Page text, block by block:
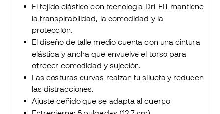
El tejido elástico con tecnología Dri-FIT mantiene
la transpirabilidad, la comodidad y la
protección.
El diseño de talle medio cuenta con una cintura
elástica y ancha que envuelve el torso para
ofrecer comodidad y sujeción.
Las costuras curvas realzan tu silueta y reducen
las distracciones.
Ajuste ceñido que se adapta al cuerpo